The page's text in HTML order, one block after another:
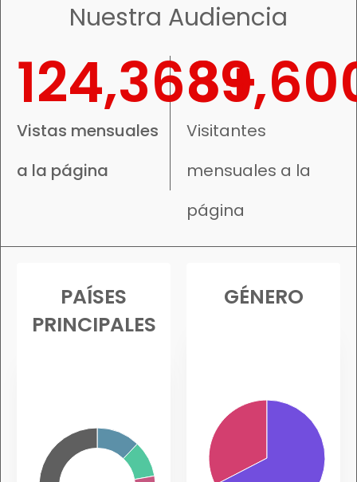
Nuestra Audiencia
Vistas mensuales
a la página
124,368+
Visitantes
mensuales a la
página
PAÍSES
PRINCIPALES
12.1%
10.1%
38.4%
GÉNERO